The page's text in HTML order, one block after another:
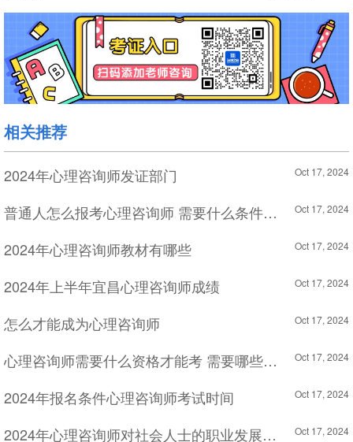
相关推荐
2024年心理咨询师发证部门 Oct 17, 2024
普通人怎么报考心理咨询师 需要什么条件才能考 Oct 17, 2024
2024年心理咨询师教材有哪些 Oct 17, 2024
2024年上半年宜昌心理咨询师成绩 Oct 17, 2024
怎么才能成为心理咨询师 Oct 17, 2024
心理咨询师需要什么资格才能考 需要哪些材料 Oct 17, 2024
2024年报名条件心理咨询师考试时间 Oct 17, 2024
2024年心理咨询师对社会人士的职业发展有何帮助？ Oct 17, 2024